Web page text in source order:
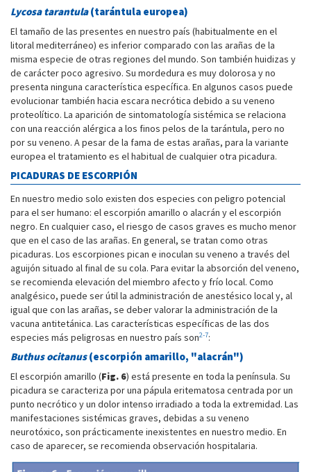
Lycosa tarantula(tarántula europea)
El tamaño de las presentes en nuestro país (habitualmente en el
litoral mediterráneo) es inferior comparado con las arañas de la
misma especie de otras regiones del mundo. Son también huidizas y
de carácter poco agresivo. Su mordedura es muy dolorosa y no
presenta ninguna característica específica. En algunos casos puede
evolucionar también hacia escara necrótica debido a su veneno
proteolítico. La aparición de sintomatología sistémica se relaciona
con una reacción alérgica a los finos pelos de la tarántula, pero no
por su veneno. A pesar de la fama de estas arañas, para la variante
europea el tratamiento es el habitual de cualquier otra picadura.
PICADURAS DE ESCORPIÓN
En nuestro medio solo existen dos especies con peligro potencial
para el ser humano: el escorpión amarillo o alacrán y el escorpión
negro. En cualquier caso, el riesgo de casos graves es mucho menor
que en el caso de las arañas. En general, se tratan como otras
picaduras. Los escorpiones pican e inoculan su veneno a través del
aguijón situado al final de su cola. Para evitar la absorción del veneno,
se recomienda elevación del miembro afecto y frío local. Como
analgésico, puede ser útil la administración de anestésico local y, al
igual que con las arañas, se deber valorar la administración de la
vacuna antitetánica. Las características específicas de las dos
especies más peligrosas en nuestro país son2-7:
Buthus ocitanus(escorpión amarillo, "alacrán")
El escorpión amarillo (Fig. 6) está presente en toda la península. Su
picadura se caracteriza por una pápula eritematosa centrada por un
punto necrótico y un dolor intenso irradiado a toda la extremidad. Las
manifestaciones sistémicas graves, debidas a su veneno
neurotóxico, son prácticamente inexistentes en nuestro medio. En
caso de aparecer, se recomienda observación hospitalaria.